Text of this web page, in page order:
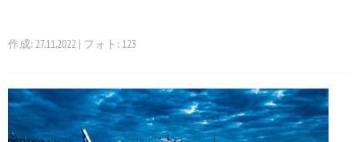
作成: 27.11.2022 | フォト: 123